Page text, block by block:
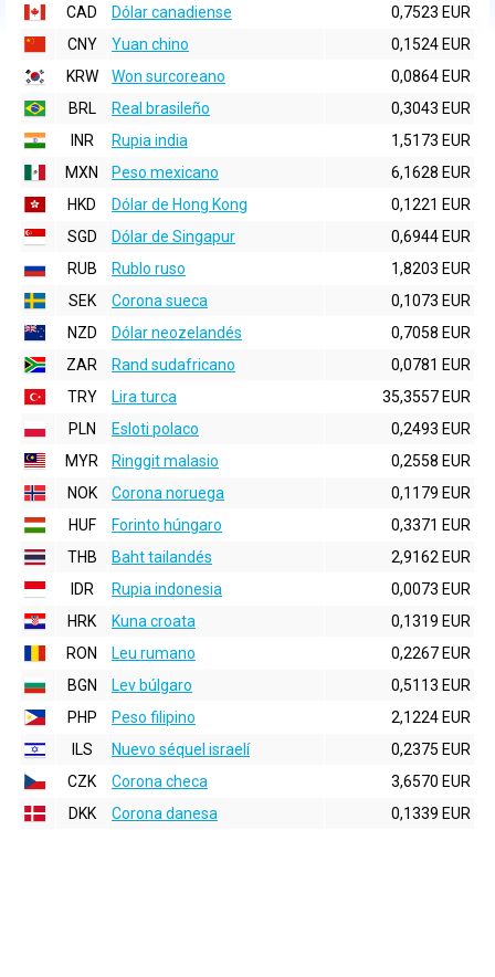
CAD
Dólar canadiense
0,7523 EUR
CNY
Yuan chino
0,1524 EUR
KRW
Won surcoreano
0,0864 EUR
BRL
Real brasileño
0,3043 EUR
INR
Rupia india
1,5173 EUR
MXN
Peso mexicano
6,1628 EUR
HKD
Dólar de Hong Kong
0,1221 EUR
SGD
Dólar de Singapur
0,6944 EUR
RUB
Rublo ruso
1,8203 EUR
SEK
Corona sueca
0,1073 EUR
NZD
Dólar neozelandés
0,7058 EUR
ZAR
Rand sudafricano
0,0781 EUR
TRY
Lira turca
35,3557 EUR
PLN
Esloti polaco
0,2493 EUR
MYR
Ringgit malasio
0,2558 EUR
NOK
Corona noruega
0,1179 EUR
HUF
Forinto húngaro
0,3371 EUR
THB
Baht tailandés
2,9162 EUR
IDR
Rupia indonesia
0,0073 EUR
HRK
Kuna croata
0,1319 EUR
RON
Leu rumano
0,2267 EUR
BGN
Lev búlgaro
0,5113 EUR
PHP
Peso filipino
2,1224 EUR
ILS
Nuevo séquel israelí
0,2375 EUR
CZK
Corona checa
3,6570 EUR
DKK
Corona danesa 0,1339 EUR